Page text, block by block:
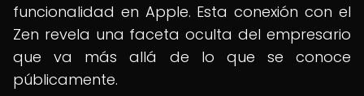
funcionalidad en Apple. Esta conexión con el
Zen revela una faceta oculta del empresario
que va más allá de lo que se conoce
públicamente.